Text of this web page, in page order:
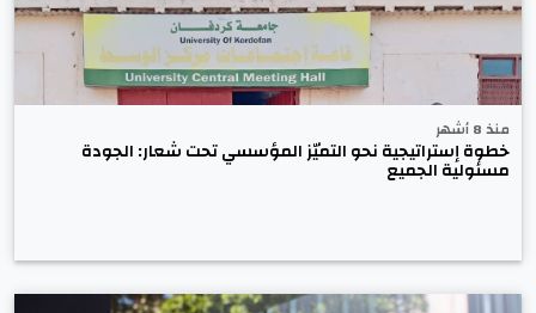
منذ 8 أشهر
خطوة إستراتيجية نحو التميّز المؤسسي تحت شعار: الجودة
مسئولية الجميع